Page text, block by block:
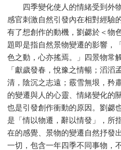
四季變化使人的情緒受到外
感官刺激自然引發內在相對經驗
有了想創作的動機，劉勰於＜物
題即是指自然景物變遷的影響，
色之動，心亦搖焉。」四景物常
「獻歲發春，悅豫之情暢；滔滔
清，陰沉之志遠；霰雪無垠，矜
的變遷與人的心靈、情緒變化的
也是引發創作衝動的原因。劉勰
是「情以物遷，辭以情發」，所
在的感覺、景物的變遷自然抒發
一切，包含一年四季不同事物，